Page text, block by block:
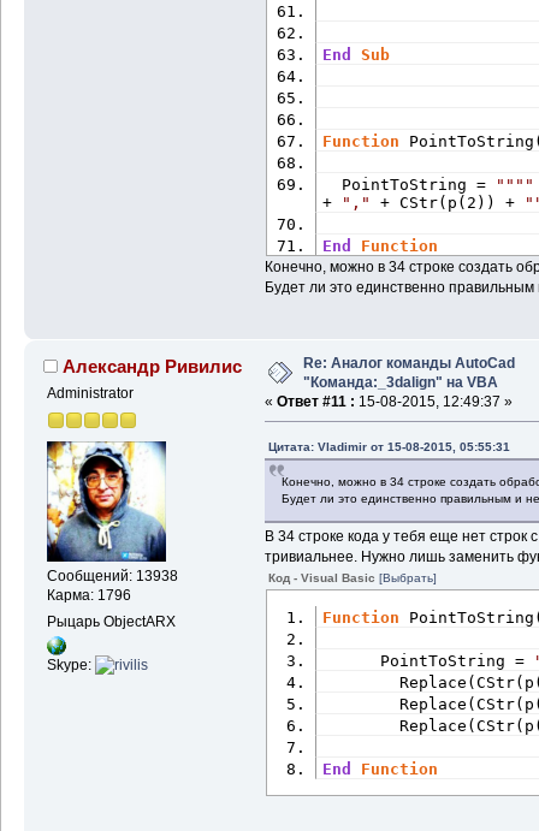
End Sub
Function
PointToString = "" ""
+
"," + CStr(p(2)) +
End Function
Конечно, можно в 34 строке создать
Будет ли это единственно
Александр Ривилис
Administrator
Сообщений: 13938
Карма: 1796
Рыцарь ObjectARX
Skype:
Re: Аналог команды AutoCad
"Команда:_3dalign" на VBA
« Ответ #11 : 15-08-2015, 12:49:37 »
Цитата: Vladimir от 15-08-2015, 05:55:31
Конечно, можно в 34 строке создать
Будет ли это единственно правильным и
В 34 строке кода у тебя еще нет строк
тривиальнее. Нужно лишь заменить
Код - Visual Basic [Выбрать]
Function
PointToString =
End Function